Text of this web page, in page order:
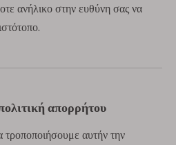
ανήλικο στην ευθύνη σας να
απορρήτου
αυτήν την